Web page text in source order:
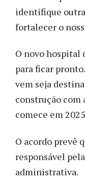
identifique
fortalecer o
O novo hospital
para ficar
vem seja
construção com
comece em
O acordo prevê
responsável
administrativa.